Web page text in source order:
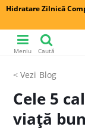
Hidratare Zilnică
Meniu Caută
Blog
Cele 5
viaţă